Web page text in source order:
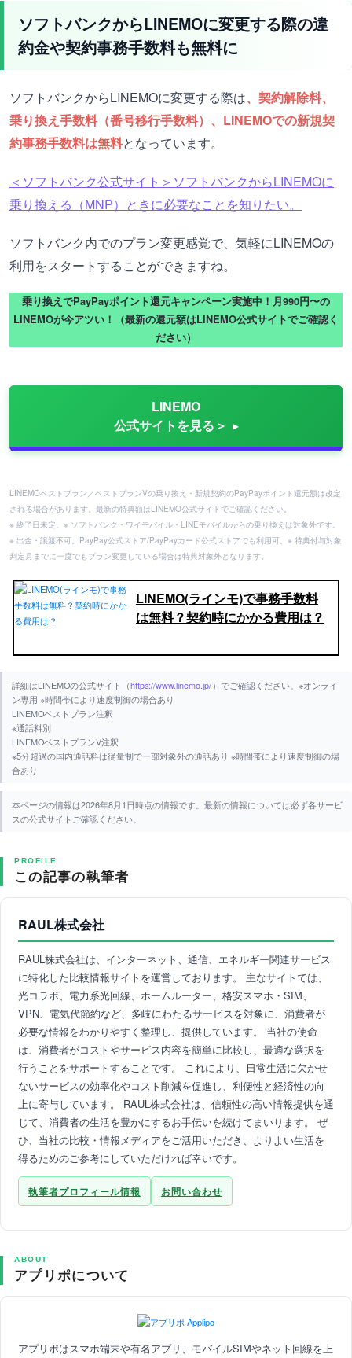
ソフトバンクからLINEMOに変更する際の違
約金や契約事務手数料も無料に
ソフトバンクからLINEMOに変更する際は、契約解除料、
乗り換え手数料（番号移行手数料）、LINEMOでの新規契
約事務手数料は無料となっています。
＜ソフトバンク公式サイト＞ソフトバンクからLINEMOに
乗り換える（MNP）ときに必要なことを知りたい。
ソフトバンク内でのプラン変更感覚で、気軽にLINEMOの
利用をスタートすることができますね。
乗り換えでPayPayポイント還元キャンペーン実施中！月990円〜の
LINEMOが今アツい！（最新の還元額はLINEMO公式サイトでご確認く
ださい）
LINEMO
公式サイトを見る＞
LINEMOベストプラン／ベストプランVの乗り換え・新規契約のPayPayポイント還元額は改定
される場合があります。最新の特典額はLINEMO公式サイトでご確認ください。
※ 終了日未定。※ ソフトバンク・ワイモバイル・LINEモバイルからの乗り換えは対象外です。
※ 出金・譲渡不可。PayPay公式ストア/PayPayカード公式ストアでも利用可。※ 特典付与対象
判定月までに一度でもプラン変更している場合は特典対象外となります。
LINEMO(ラインモ)で事務手数料
は無料？契約時にかかる費用は？
詳細はLINEMOの公式サイト（https://www.linemo.jp/）でご確認ください。※オンライ
ン専用 ※時間帯により速度制御の場合あり
LINEMOベストプラン注釈
※通話料別
LINEMOベストプランV注釈
※5分超過の国内通話料は従量制で一部対象外の通話あり ※時間帯により速度制御の場
合あり
本ページの情報は2026年8月1日時点の情報です。最新の情報については必ず各サービ
スの公式サイトご確認ください。
PROFILE
この記事の執筆者
RAUL株式会社
RAUL株式会社は、インターネット、通信、エネルギー関連サービス
に特化した比較情報サイトを運営しております。 主なサイトでは、
光コラボ、電力系光回線、ホームルーター、格安スマホ・SIM、
VPN、電気代節約など、多岐にわたるサービスを対象に、消費者が
必要な情報をわかりやすく整理し、提供しています。 当社の使命
は、消費者がコストやサービス内容を簡単に比較し、最適な選択を
行うことをサポートすることです。 これにより、日常生活に欠かせ
ないサービスの効率化やコスト削減を促進し、利便性と経済性の向
上に寄与しています。 RAUL株式会社は、信頼性の高い情報提供を通
じて、消費者の生活を豊かにするお手伝いを続けてまいります。 ぜ
ひ、当社の比較・情報メディアをご活用いただき、よりよい生活を
得るためのご参考にしていただければ幸いです。
執筆者プロフィール情報 お問い合わせ
ABOUT
アプリポについて
アプリポはスマホ端末や有名アプリ、モバイルSIMやネット回線を上